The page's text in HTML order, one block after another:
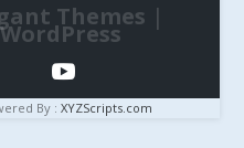
Themes |
WordPress
By : XYZScripts.com